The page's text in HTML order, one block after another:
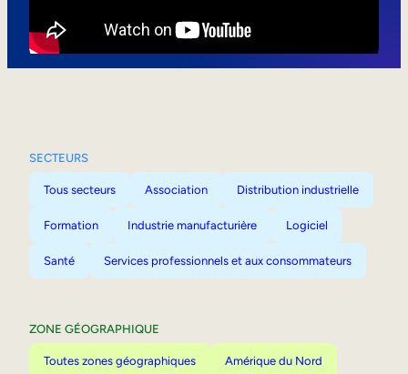
SECTEURS
Tous secteurs Association Distribution industrielle
Formation Industrie manufacturière Logiciel
Santé Services professionnels et aux consommateurs
ZONE GÉOGRAPHIQUE
Toutes zones géographiques Amérique du Nord